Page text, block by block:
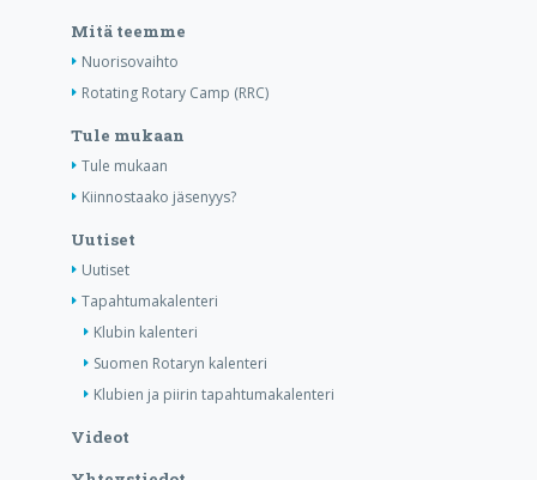
Mitä teemme
Nuorisovaihto
Rotating Rotary Camp (RRC)
Tule mukaan
Tule mukaan
Kiinnostaako jäsenyys?
Uutiset
Uutiset
Tapahtumakalenteri
Klubin kalenteri
Suomen Rotaryn kalenteri
Klubien ja piirin tapahtumakalenteri
Videot